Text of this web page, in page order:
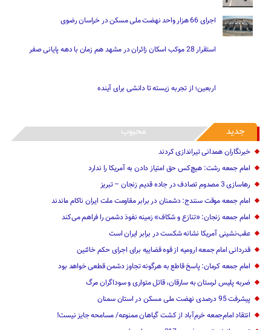
استقرار 28 موکب اسکان زائران در مشهد هم زمان با دهه پایانی صفر
خبرنگاران همدانی تیراندازی کردند
امام جمعه رشت: هیچ‌کس حق امتیاز دادن به آمریکا را ندارد
رهاسازی 3 مصدوم تصادف در جاده قدیم زنجان – تبریز
امام جمعه موقت سنندج: دشمنان در برابر مقاومت ملت ایران ناکام ماندند
امام جمعه زنجان: «تنازع و شکاف» زمینه نفوذ دشمن را فراهم می‌کند
عقب‌نشینی آمریکا نشانه شکست در برابر ایران است
قدردانی امام جمعه ارومیه از قوه قضاییه برای اجرای حکم خائنین ‌
امام جمعه کرمان: پاسخ قاطع به هرگونه تجاوز دشمن قطعی خواهد بود
ضربه پلیس لرستان به سارقان، قاتل متواری و سوداگران مرگ
پیشرفت 95 درصدی نهضت ملی مسکن در استان سمنان
انتقاد امام‌جمعه خرم‌آباد از کشت گیاهان ممنوعه/ مسامحه جایز نیست!
توسعه انرژی تجدیدپذیر در 317 مدرسه اردبیل
امام جمعه ساری: مذاکره برای رژیم حقوقی تنگه هرمز معنا ندارد